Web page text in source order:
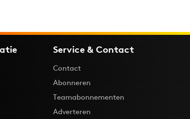
Service & Contact
Contact
Abonneren
Teamabonnementen
Adverteren